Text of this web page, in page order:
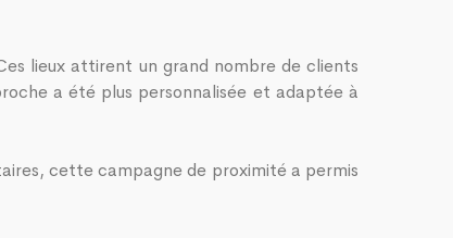
lieux attirent un grand nombre de clients
a été plus personnalisée et adaptée à
cette campagne de proximité a permis